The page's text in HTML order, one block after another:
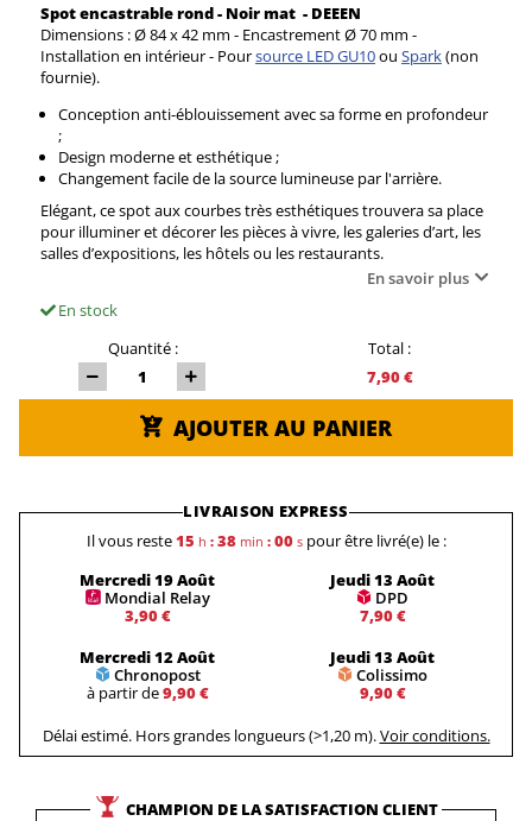
Spot encastrable rond - Noir mat - DEEEN
Dimensions : Ø 84 x 42 mm - Encastrement Ø 70 mm -
Installation en intérieur - Poursource LED GU10ou Spark(non
fournie).
Conception anti-éblouissement avec sa forme en profondeur
;
Design moderne et esthétique ;
Changement facile de la source lumineuse par l'arrière.
Elégant, ce spot aux courbes très esthétiques trouvera sa place
pour illuminer et décorer les pièces à vivre, les galeries d’art, les
salles d’expositions, les hôtels ou les restaurants.
En savoir plus
En stock
Quantité :
Total :
7,90 €
AJOUTER AU PANIER
LIVRAISON EXPRESS
Il vous reste15 h : 38min : 00s pour être livré(e) le :
Mercredi 19 Août
Mondial Relay
3,90 €
Jeudi 13 Août
DPD
7,90 €
Mercredi 12 Août
Chronopost
à partir de9,90 €
Jeudi 13 Août
Colissimo
9,90 €
Délai estimé. Hors grandes longueurs (>1,20 m).Voir conditions.
CHAMPION DE LA SATISFACTION CLIENT